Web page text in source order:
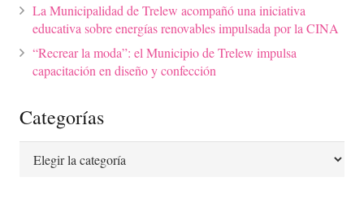
La Municipalidad de Trelew acompañó una iniciativa
educativa sobre energías renovables impulsada por la CINA
“Recrear la moda”: el Municipio de Trelew impulsa
capacitación en diseño y confección
Categorías